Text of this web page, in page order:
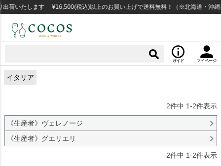
たします ¥16,500(税込)以上のお買い上げで送料無料！（※北海道・沖縄など
ガイド マイページ
イタリア
2件中 1-2件表示
《生産者》ヴェレノージ
《生産者》グエリエリ
2件中 1-2件表示